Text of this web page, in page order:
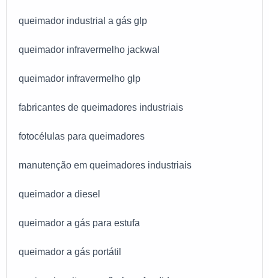
queimador industrial a gás glp
queimador infravermelho jackwal
queimador infravermelho glp
fabricantes de queimadores industriais
fotocélulas para queimadores
manutenção em queimadores industriais
queimador a diesel
queimador a gás para estufa
queimador a gás portátil